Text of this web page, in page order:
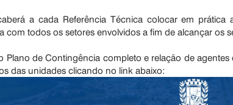
a cada Referência Técnica colocar em
com todos os setores envolvidos a fim de alcançar os
Plano de Contingência completo e relação de
das unidades clicando no link abaixo: